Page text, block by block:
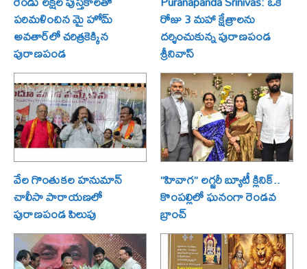
పరిమళించిన మై హోమ్
అవతార్‌లో చరిత్రకెక్కిన
పురాణపండ
రోజు 3 మహా క్షేత్రాలను
దర్శించుకున్న పురాణపండ
శ్రీనివాస్
వేల గొంతుకల హనుమాన్
చాలీసా పారాయణలో
పురాణపండ పిలుపు
“హివాగ” లగ్జరీ బ్యూటీ క్లినిక్..
కొంపల్లిలో ఘనంగా రెండవ
బ్రాంచ్